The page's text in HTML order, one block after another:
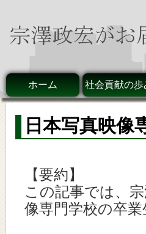
ホーム 社会貢献の歩
日本写真映像
【要約】
この記事では、
像専門学校の卒